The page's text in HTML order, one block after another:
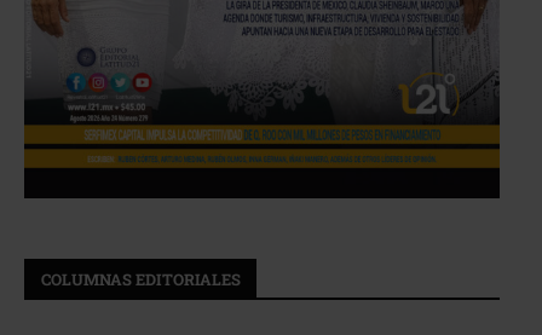
COLUMNAS EDITORIALES